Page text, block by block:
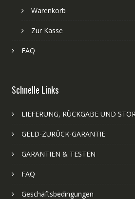
Warenkorb
Zur Kasse
FAQ
Schnelle Links
LIEFERUNG, RÜCKGABE UND
GELD-ZURÜCK-GARANTIE
GARANTIEN & TESTEN
FAQ
Geschäftsbedingungen